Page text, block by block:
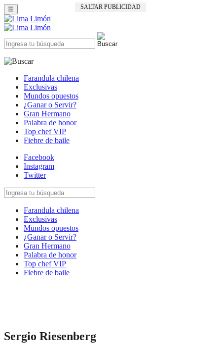
SALTAR PUBLICIDAD
☰
Farandula chilena
Exclusivas
Mundos opuestos
¿Ganar o Servir?
Gran Hermano
Palabra de honor
Top chef VIP
Fiebre de baile
Facebook
Instagram
Twitter
Farandula chilena
Exclusivas
Mundos opuestos
¿Ganar o Servir?
Gran Hermano
Palabra de honor
Top chef VIP
Fiebre de baile
Sergio Riesenberg